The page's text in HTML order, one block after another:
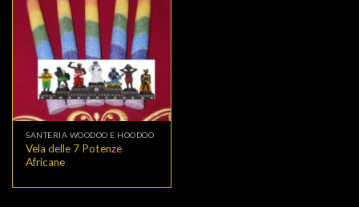
SANTERIA WOODOO E HOODOO
Vela delle 7 Potenze
Africane